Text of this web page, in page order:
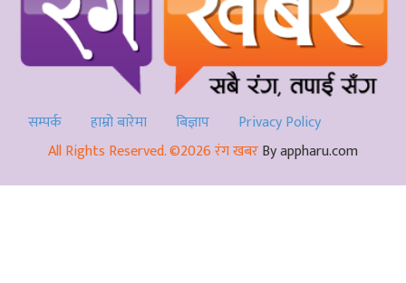
सम्पर्क हाम्रो बारेमा बिज्ञाप
Privacy Policy
All Rights Reserved. ©2026 रंग खबरBy appharu.com